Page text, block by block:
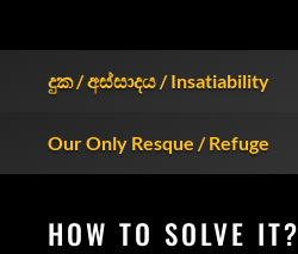
දුක / අස්සාදය / Insatiability
Our Only Resque / Refuge
HOW TO SOLVE IT?